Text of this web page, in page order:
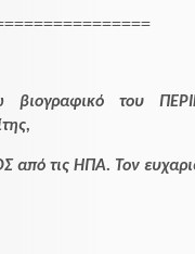
βιογραφικό του
από τις ΗΠΑ. Τον